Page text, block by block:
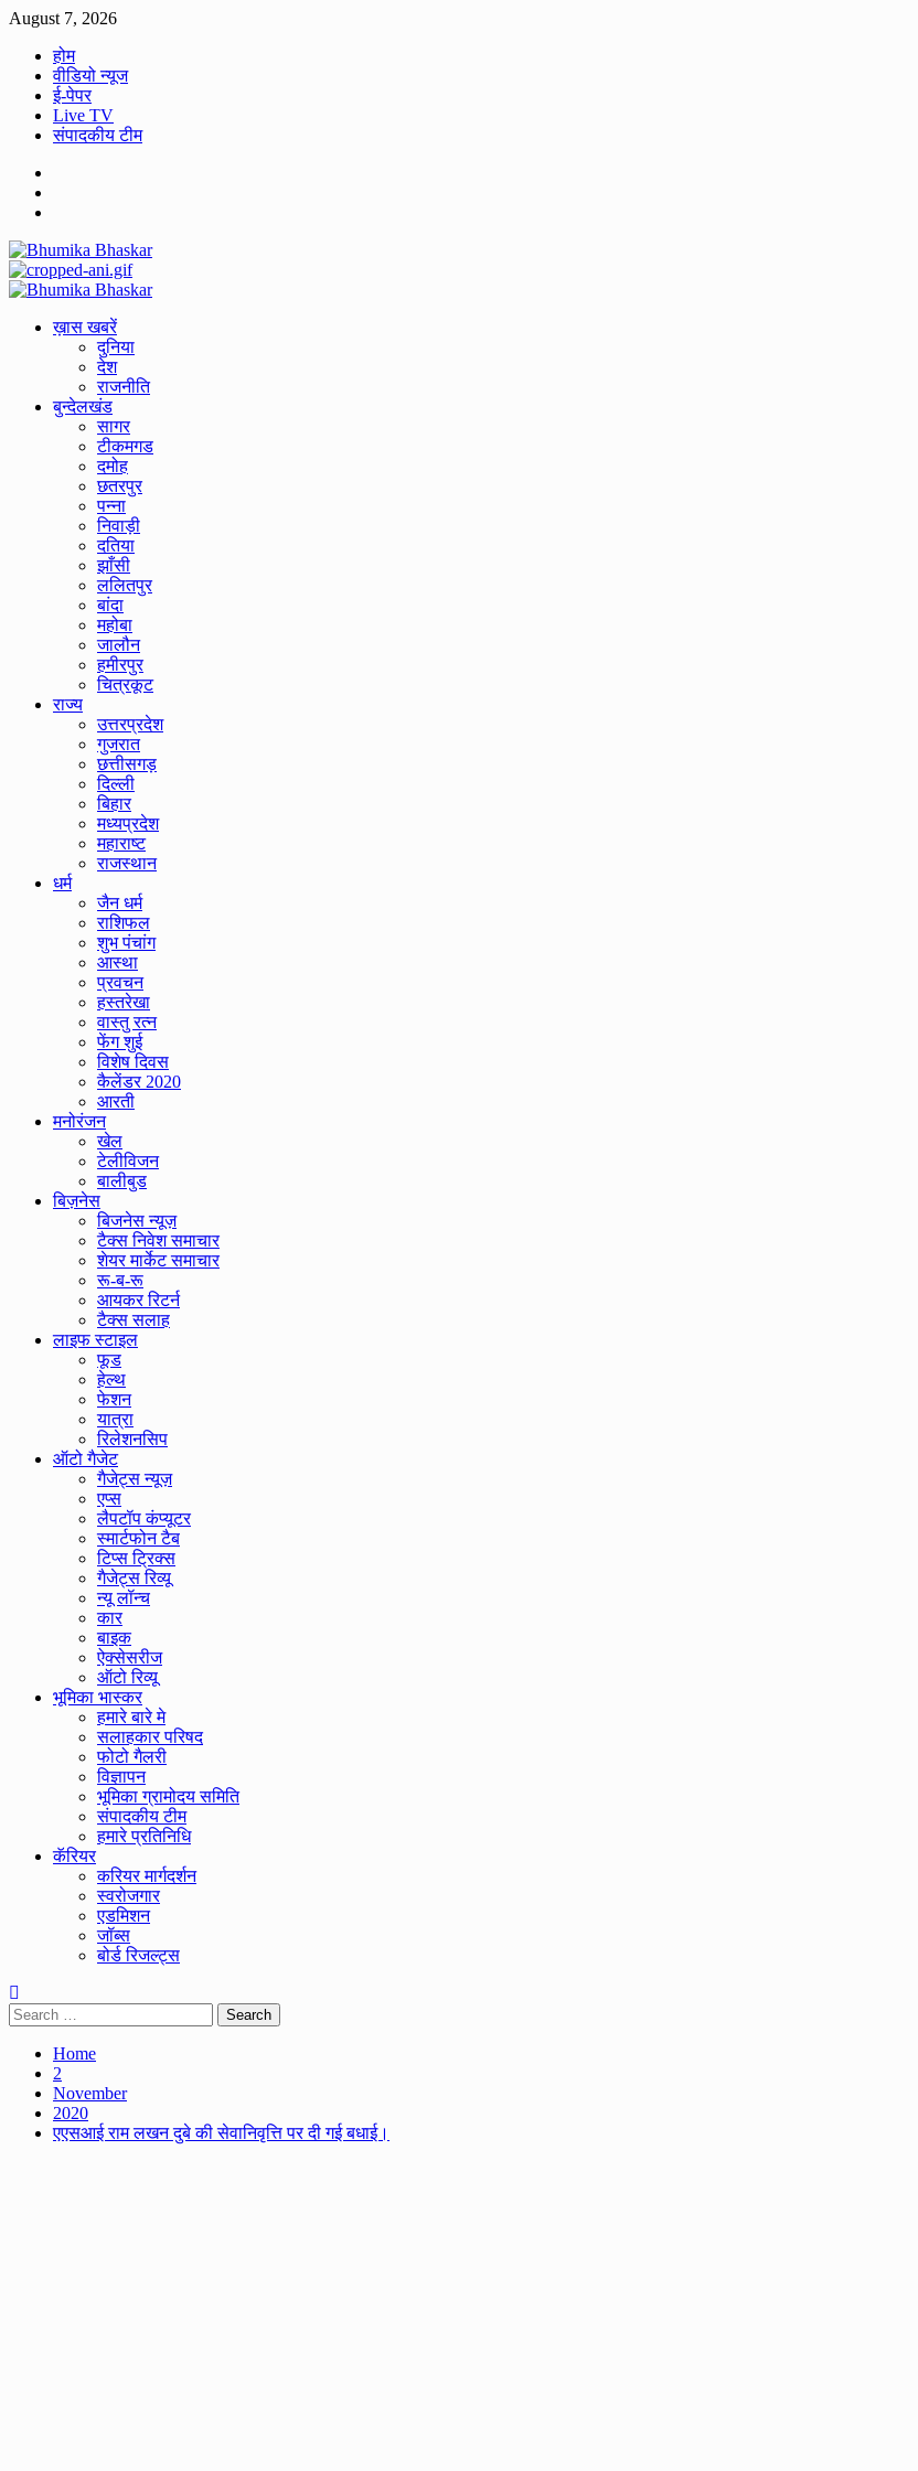
Skip
content
August 7, 2026
होम
वीडियो न्यूज
ई-पेपर
Live TV
संपादकीय टीम
Primary
ख़ास खबरें
दुनिया
देश
राजनीति
बुन्देलखंड
सागर
टीकमगड
दमोह
छतरपुर
पन्ना
निवाड़ी
दतिया
झाँसी
ललितपुर
बांदा
महोबा
जालौन
हमीरपुर
चित्रकूट
राज्य
उत्तरप्रदेश
गुजरात
छत्तीसगड़
दिल्ली
बिहार
मध्यप्रदेश
महाराष्ट
राजस्थान
धर्म
जैन धर्म
राशिफल
शुभ पंचांग
आस्था
प्रवचन
हस्तरेखा
वास्तु रत्न
फेंग शुई
विशेष दिवस
कैलेंडर 2020
आरती
मनोरंजन
खेल
टेलीविजन
बालीबुड
बिज़नेस
बिजनेस न्यूज़
टैक्स निवेश समाचार
शेयर मार्केट समाचार
रू-ब-रू
आयकर रिटर्न
टैक्स सलाह
लाइफ स्टाइल
फूड
हेल्थ
फेशन
यात्रा
रिलेशनसिप
ऑटो गैजेट
गैजेट्स न्यूज़
एप्स
लैपटॉप कंप्यूटर
स्मार्टफोन टैब
टिप्स ट्रिक्स
गैजेट्स रिव्यू
न्यू लॉन्च
कार
बाइक
ऐक्सेसरीज
ऑटो रिव्यू
भूमिका भास्कर
हमारे बारे मे
सलाहकार परिषद
फोटो गैलरी
विज्ञापन
भूमिका ग्रामोदय समिति
संपादकीय टीम
हमारे प्रतिनिधि
कॅरियर
करियर मार्गदर्शन
स्वरोजगार
एडमिशन
जॉब्स
बोर्ड रिजल्ट्स
Search
for:
Home
2
November
2020
एएसआई राम लखन दुबे की सेवानिवृत्ति पर दी गई बधाई।